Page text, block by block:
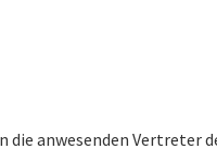
anwesenden Vertreter